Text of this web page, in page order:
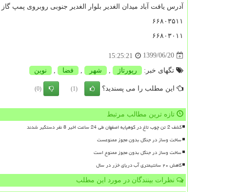
آدرس یافت آباد میدان الغدیر بلوار الغدیر جنوبی روبروی پمپ گاز
۶۶۸۰۳۵۱۱
۶۶۸۰۳۰۱۱
1399/06/20
15:25:21
تگهای خبر: رپورتاژ شهر فضا نوین
این مطلب را می پسندید؟ (1)
(0)
تازه ترین مطالب مرتبط
کشف 2 تن چوب تاغ در کوهپایه اصفهان طی 24 ساعت اخیر 8 نفر دستگیر شدند
ساخت وساز در جنگل بدون مجوز ممنوعست
ساخت وساز در جنگل بدون مجوز ممنوع است
کاهش ۲۰ سانتیمتری آب دریای خزر در سال
نظرات بینندگان در مورد این مطلب